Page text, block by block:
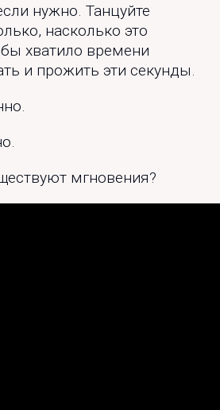
нужно. Танцуйте
насколько это
хватило времени
и прожить эти секунды.
мгновения?